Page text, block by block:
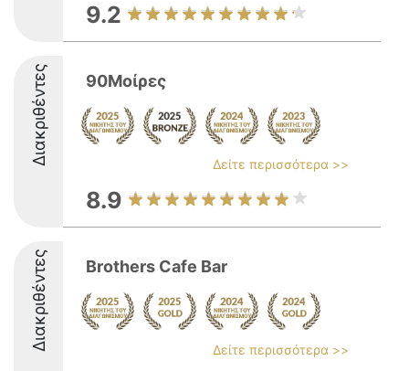
9.2
Διακριθέντες 90Μοίρες
Δείτε περισσότερα >>
8.9
Διακριθέντες Brothers Cafe Bar
Δείτε περισσότερα >>